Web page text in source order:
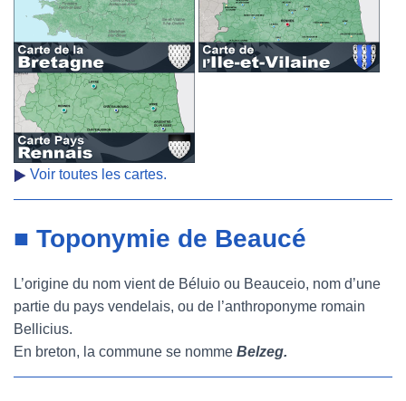
Voir toutes les cartes.
■ Toponymie de Beaucé
L’origine du nom vient de Béluio ou Beauceio, nom d’une
partie du pays vendelais, ou de l’anthroponyme romain
Bellicius.
En breton, la commune se nomme Belzeg.